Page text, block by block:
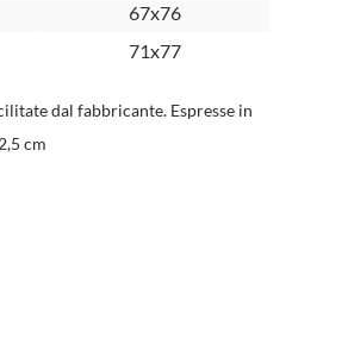
67x76
71x77
dal fabbricante. Espresse in
cm